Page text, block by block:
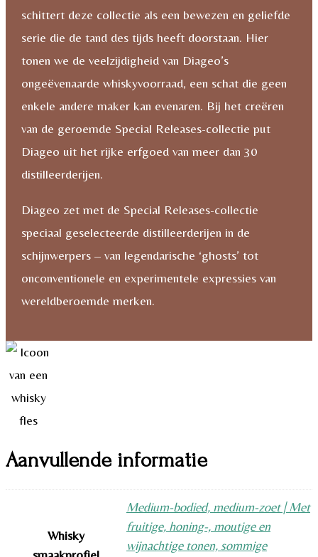
schittert deze collectie als een bewezen en geliefde
serie die de tand des tijds heeft doorstaan. Hier
tonen we de veelzijdigheid van Diageo’s
ongeëvenaarde whiskyvoorraad, een schat die geen
enkele andere maker kan evenaren. Bij het creëren
van de geroemde Special Releases-collectie put
Diageo uit het rijke erfgoed van meer dan 30
distilleerderijen.
Diageo zet met de Special Releases-collectie
speciaal geselecteerde distilleerderijen in de
schijnwerpers – van legendarische ‘ghosts’ tot
onconventionele en experimentele expressies van
wereldberoemde merken.
Aanvullende informatie
Whisky
Medium-bodied, medium-zoet | Met
fruitige, honing-, moutige en
wijnachtige tonen, sommige